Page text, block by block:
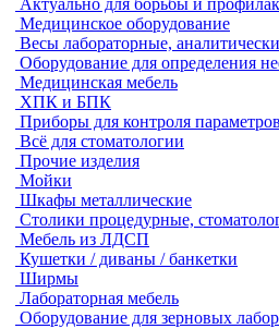
Актуально для борьбы и
Медицинское оборудование
Весы лабораторные,
Оборудование для определения
Медицинская мебель
ХПК и БПК
Приборы для контроля
Всё для стоматологии
Прочие изделия
Мойки
Шкафы металлические
Столики процедурные,
Мебель из ЛДСП
Кушетки / диваны / банкетки
Ширмы
Лабораторная мебель
Оборудование для зерновых